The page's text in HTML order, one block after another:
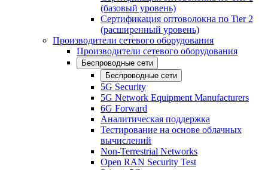
(базовый уровень)
Сертификация оптоволокна по Tier 2
(расширенный уровень)
Производители сетевого оборудования
Производители сетевого оборудования
Беспроводные сети
Беспроводные сети
5G Security
5G Network Equipment Manufacturers
6G Forward
Аналитическая поддержка
Тестирование на основе облачных
вычислений
Non-Terrestrial Networks
Open RAN Security Test